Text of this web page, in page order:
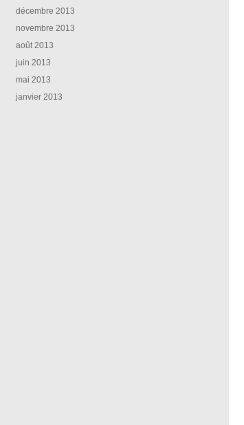
décembre 2013
novembre 2013
août 2013
juin 2013
mai 2013
janvier 2013